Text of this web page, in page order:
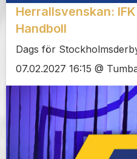
Herrallsvenskan:
Handboll
Dags för
07.02.2027 16:15 @